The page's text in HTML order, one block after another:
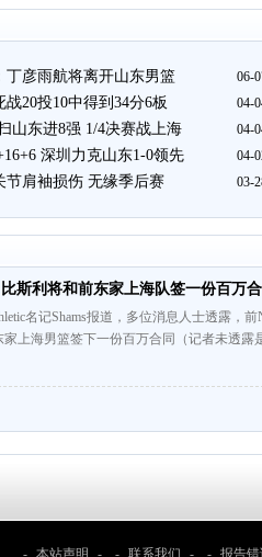
丁彦雨航将离开山东男篮 06-
20投10中得到34分6板 04-
山东进8强 1/4决赛战上海 04-
深圳力克山东1-0领先 04-
节肩袖损伤 无缘季后赛 03-
斯利将和前东家上海队签一份百万
名记Shams报道，多位消息人士透露，
家上海男篮签下一份百万合同（记者未透
- 本站声明 - - 联系我们 - - 报告